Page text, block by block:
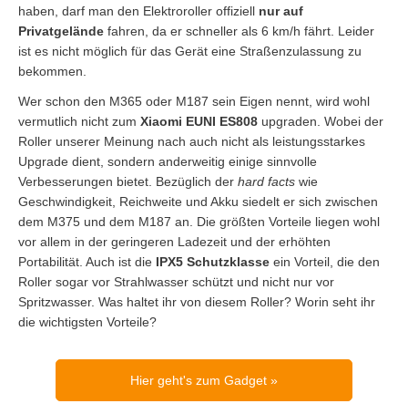
haben, darf man den Elektroroller offiziell nur auf
Privatgelände fahren, da er schneller als 6 km/h fährt. Leider
ist es nicht möglich für das Gerät eine Straßenzulassung zu
bekommen.
Wer schon den M365 oder M187 sein Eigen nennt, wird wohl
vermutlich nicht zum Xiaomi EUNI ES808 upgraden. Wobei der
Roller unserer Meinung nach auch nicht als leistungsstarkes
Upgrade dient, sondern anderweitig einige sinnvolle
Verbesserungen bietet. Bezüglich der hard facts wie
Geschwindigkeit, Reichweite und Akku siedelt er sich zwischen
dem M375 und dem M187 an. Die größten Vorteile liegen wohl
vor allem in der geringeren Ladezeit und der erhöhten
Portabilität. Auch ist die IPX5 Schutzklasse ein Vorteil, die den
Roller sogar vor Strahlwasser schützt und nicht nur vor
Spritzwasser. Was haltet ihr von diesem Roller? Worin seht ihr
die wichtigsten Vorteile?
Hier geht's zum Gadget